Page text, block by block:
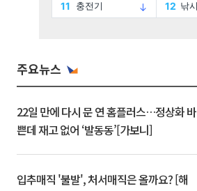
주요뉴스
22일 만에 다시 문 연 홈플러스…정상화 바
쁜데 재고 없어 ‘발동동’[가보니]
입추매직 '불발', 처서매직은 올까요? [해